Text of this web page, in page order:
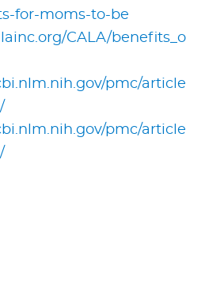
for-moms-to-be
CALA/benefits_o
pmc/article
pmc/article